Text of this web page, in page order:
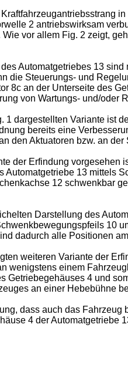
2 antriebswirksam
vor allem Fig. 2 zeigt,
Automatgetriebes 13
die Steuerungs- und
8c an der Unterseite des
von Wartungs- und/oder
1 dargestellten Variante ist
bereits eine
den Aktuatoren bzw. an
der Erfindung
Automatgetriebe 13 mittels
12 schwenkbar
Darstellung des
10
dadurch alle Positionen
weiteren Variante der
wenigstens einem
Getriebegehäuses 4 und
an einer Hebebühne
dass auch das
4 der